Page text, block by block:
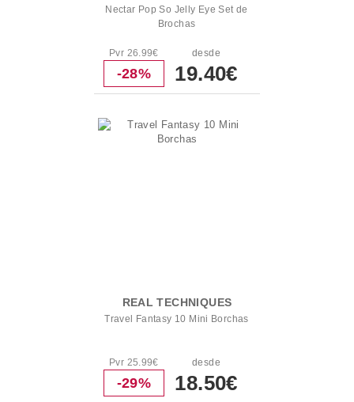
Nectar Pop So Jelly Eye Set de
Brochas
Pvr 26.99€
-28%
desde
19.40€
REAL TECHNIQUES
Travel Fantasy 10 Mini Borchas
Pvr 25.99€
-29%
desde
18.50€